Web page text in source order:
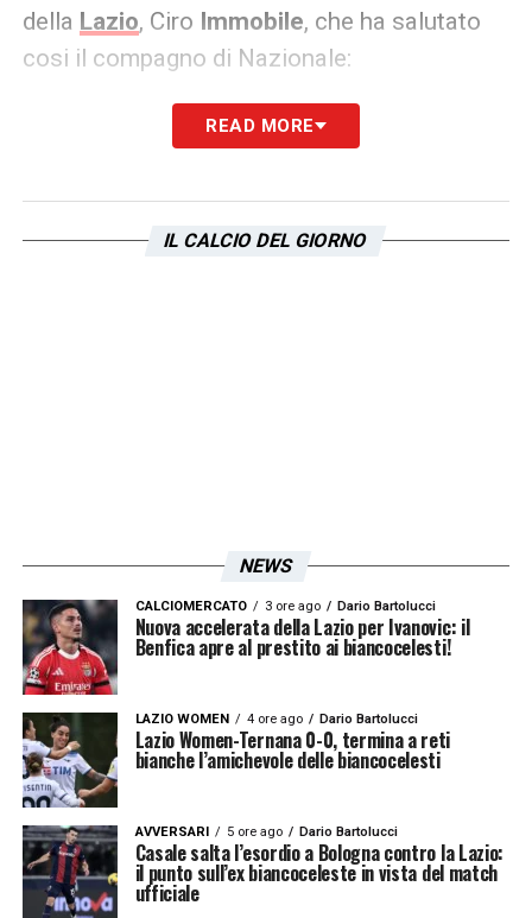
della Lazio, Ciro Immobile, che ha salutato
cosi il compagno di Nazionale:
READ MORE
IL CALCIO DEL GIORNO
NEWS
CALCIOMERCATO 3 ore ago Dario Bartolucci
Nuova accelerata della Lazio per Ivanovic: il
Benfica apre al prestito ai biancocelesti!
LAZIO WOMEN 4 ore ago Dario Bartolucci
Lazio Women-Ternana 0-0, termina a reti
bianche l’amichevole delle biancocelesti
AVVERSARI 5 ore ago Dario Bartolucci
Casale salta l’esordio a Bologna contro la Lazio:
il punto sull’ex biancoceleste in vista del match
ufficiale